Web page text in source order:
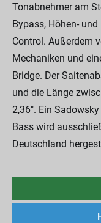
Tonabnehmer am
Bypass, Höhen-
Control. Außerdem
Mechaniken und
Bridge. Der
und die Länge
2,36". Ein
Bass wird
Deutschland